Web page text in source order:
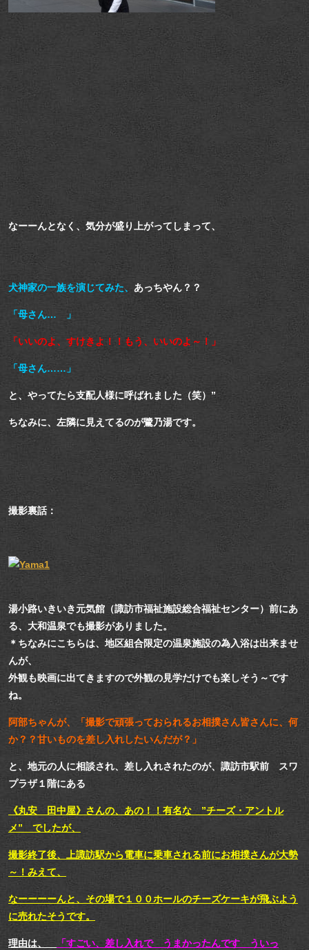
なーーんとなく、気分が盛り上がってしまって、
犬神家の一族を演じてみた、 あっちやん？？
「母さん… 」
「いいのよ、すけきよ！！もう、いいのよ～！」
「母さん……」
と、やってたら支配人様に呼ばれました（笑）”
ちなみに、左隣に見えてるのが鷺乃湯です。
撮影裏話：
湯小路いきいき元気館（諏訪市福祉施設総合福祉センター）前にあ
る、大和温泉でも撮影がありました。
＊ちなみにこちらは、地区組合限定の温泉施設の為入浴は出来ませ
んが、
外観も映画に出てきますので外観の見学だけでも楽しそう～です
ね。
阿部ちゃんが、「撮影で頑張っておられるお相撲さん皆さんに、何
か？？甘いものを差し入れしたいんだが？」
と、地元の人に相談され、差し入れされたのが、諏訪市駅前 スワ
プラザ１階にある
《丸安 田中屋》 さんの、あの！！有名な ”チーズ・アントル
メ” でしたが、
撮影終了後、上諏訪駅から電車に乗車される前にお相撲さんが大勢
～！みえて、
なーーーーんと、その場で１００ホールのチーズケーキが飛ぶよう
に売れたそうです。
理由は、
「すごい、差し入れで うまかったんです ういっ